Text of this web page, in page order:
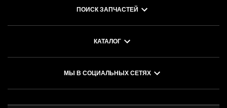
ПОИСК ЗАПЧАСТЕЙ
КАТАЛОГ
МЫ В СОЦИАЛЬНЫХ СЕТЯХ